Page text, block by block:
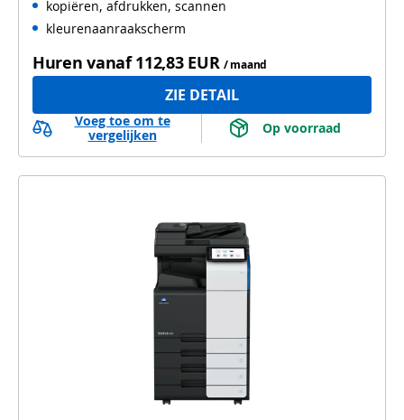
kopiëren, afdrukken, scannen
kleurenaanraakscherm
Huren vanaf 112,83 EUR / maand
ZIE DETAIL
Voeg toe om te
vergelijken
Op voorraad